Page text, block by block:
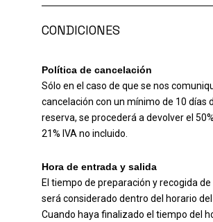
CONDICIONES
Política de cancelación
Sólo en el caso de que se nos
cancelación con un mínimo de 10 días
reserva, se procederá a devolver el
21% IVA no incluido.
Hora de entrada y salida
El tiempo de preparación y recogida
será considerado dentro del horario del
Cuando haya finalizado el tiempo del